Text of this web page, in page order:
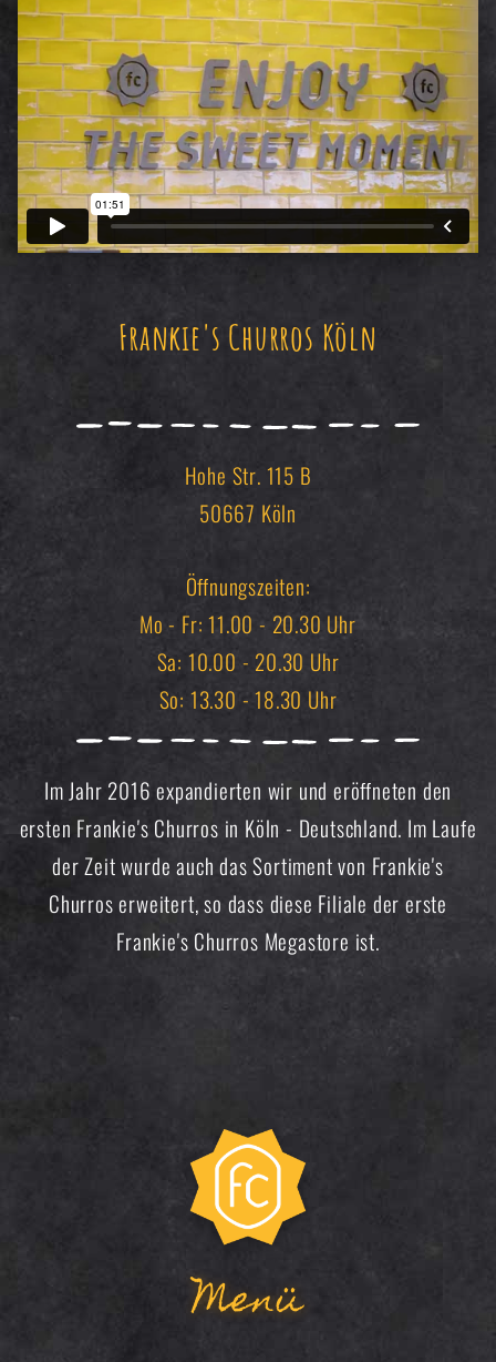
Frankie's Churros Köln
Hohe Str. 115 B
50667 Köln
Öffnungszeiten:
Mo - Fr: 11.00 - 20.30 Uhr
Sa: 10.00 - 20.30 Uhr
So: 13.30 - 18.30 Uhr
Im Jahr 2016 expandierten wir und eröffneten den
ersten Frankie's Churros in Köln - Deutschland. Im Laufe
der Zeit wurde auch das Sortiment von Frankie's
Churros erweitert, so dass diese Filiale der erste
Frankie's Churros Megastore ist.
Menü